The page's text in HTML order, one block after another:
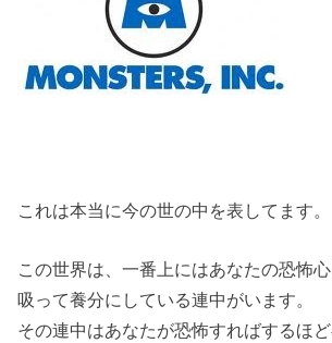
これは本当に今の世の中を表してます。
この世界は、一番上にはあなたの恐怖
吸って養分にしている連中がいます。
その連中はあなたが恐怖すればするほど